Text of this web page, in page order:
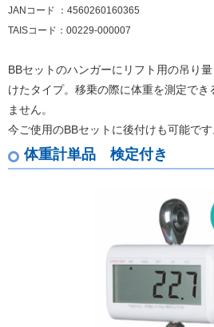
JANコード ：4560260160365
TAISコード：00229-000007
BBセットのハンガーにリフト用の吊り
けたタイプ。移乗の際に体重を測定でき
ません。
今ご使用のBBセットに後付けも可能です
体重計単品 検定付き